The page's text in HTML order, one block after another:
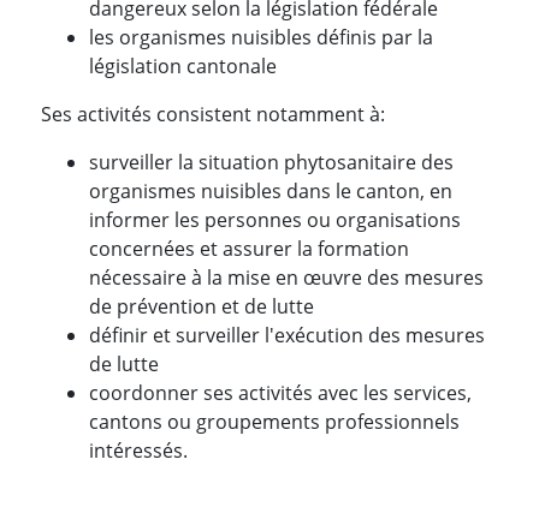
dangereux selon la législation fédérale
les organismes nuisibles définis par la
législation cantonale
Ses activités consistent notamment à:
surveiller la situation phytosanitaire des
organismes nuisibles dans le canton, en
informer les personnes ou organisations
concernées et assurer la formation
nécessaire à la mise en œuvre des mesures
de prévention et de lutte
définir et surveiller l'exécution des mesures
de lutte
coordonner ses activités avec les services,
cantons ou groupements professionnels
intéressés.